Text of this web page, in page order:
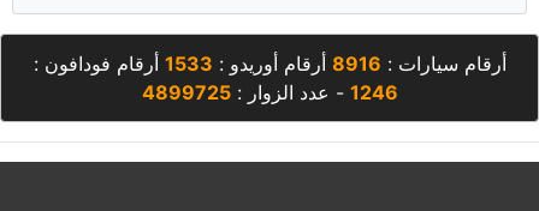
أرقام سيارات : 8916 أرقام أوريدو : 1533 أرقام فودافون :
1246 - عدد الزوار :4899725